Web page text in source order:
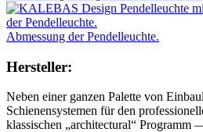
Abmessung der Pendelleuchte.
Hersteller:
Neben einer ganzen Palette von
Schienensystemen für den
klassischen „architectural“ Programm